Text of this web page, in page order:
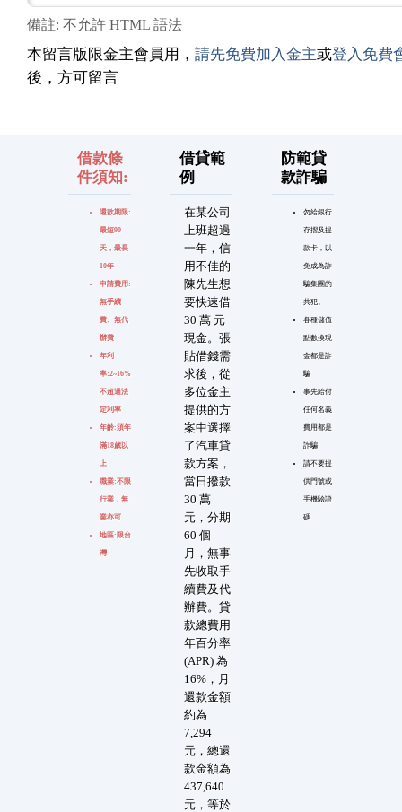
備註: 不允許 HTML 語法
本留言版限金主會員用， 請先免費加入金主或登入免費
後，方可留言
借款條
件須知:
還款期限:
最短90
天，最長
10年
申請費用:
無手續
費、無代
辦費
年利
率:2~16%
不超過法
定利率
年齡:須年
滿18歲以
上
職業:不限
行業，無
業亦可
地區:限台
灣
借貸範
例
在某公司
上班超過
一年，信
用不佳的
陳先生想
要快速借
30 萬 元
現金。張
貼借錢需
求後，從
多位金主
提供的方
案中選擇
了汽車貸
款方案，
當日撥款
30 萬
元，分期
60 個
月，無事
先收取手
續費及代
辦費。貸
款總費用
年百分率
(APR) 為
16%，月
還款金額
約為
7,294
元，總還
款金額為
437,640
元，等於
防範貸
款詐騙
勿給銀行
存摺及提
款卡，以
免成為詐
騙集團的
共犯。
各種儲值
點數換現
金都是詐
騙
事先給付
任何名義
費用都是
詐騙
請不要提
供門號或
手機驗證
碼